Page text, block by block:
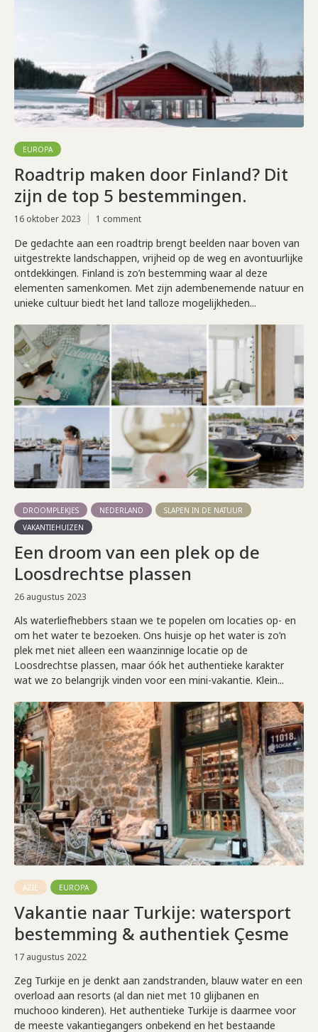
EUROPA
Roadtrip maken door Finland? Dit
zijn de top 5 bestemmingen.
16 oktober 2023 1 comment
De gedachte aan een roadtrip brengt beelden naar boven van
uitgestrekte landschappen, vrijheid op de weg en avontuurlijke
ontdekkingen. Finland is zo’n bestemming waar al deze
elementen samenkomen. Met zijn adembenemende natuur en
unieke cultuur biedt het land talloze mogelijkheden...
DROOMPLEKJES NEDERLAND
SLAPEN IN DE NATUUR
VAKANTIEHUIZEN
Een droom van een plek op de
Loosdrechtse plassen
26 augustus 2023
Als waterliefhebbers staan we te popelen om locaties op- en
om het water te bezoeken. Ons huisje op het water is zo’n
plek met niet alleen een waanzinnige locatie op de
Loosdrechtse plassen, maar óók het authentieke karakter
wat we zo belangrijk vinden voor een mini-vakantie. Klein...
AZIË EUROPA
Vakantie naar Turkije: watersport
bestemming & authentiek Çesme
17 augustus 2022
Zeg Turkije en je denkt aan zandstranden, blauw water en een
overload aan resorts (al dan niet met 10 glijbanen en
muchooo kinderen). Het authentieke Turkije is daarmee voor
de meeste vakantiegangers onbekend en het bestaande